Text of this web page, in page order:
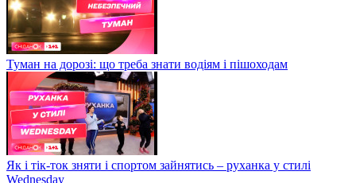
Туман на дорозі: що треба знати водіям і пішоходам
Як і тік-ток зняти і спортом зайнятись – руханка у стилі
Wednesday